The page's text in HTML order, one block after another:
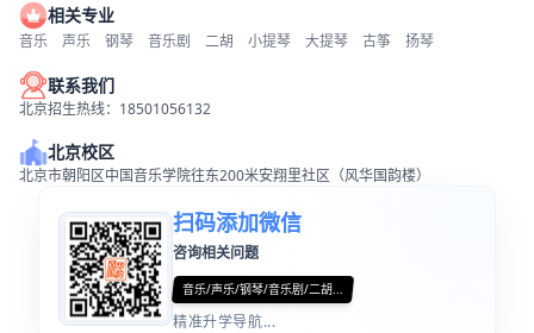
相关专业
音乐 声乐 钢琴 音乐剧 二胡 小提琴 大提琴 古筝 扬琴
联系我们
北京招生热线：18501056132
北京校区
北京市朝阳区中国音乐学院往东200米安翔里社区（风华国韵楼）
扫码添加微信
咨询相关问题
音乐/声乐/钢琴/音乐剧/二胡...
精准升学导航...